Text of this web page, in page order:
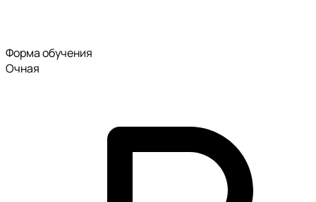
Форма обучения
Очная